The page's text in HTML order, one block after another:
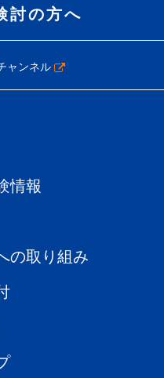
討の方へ
ャンネル
情報
の取り組み